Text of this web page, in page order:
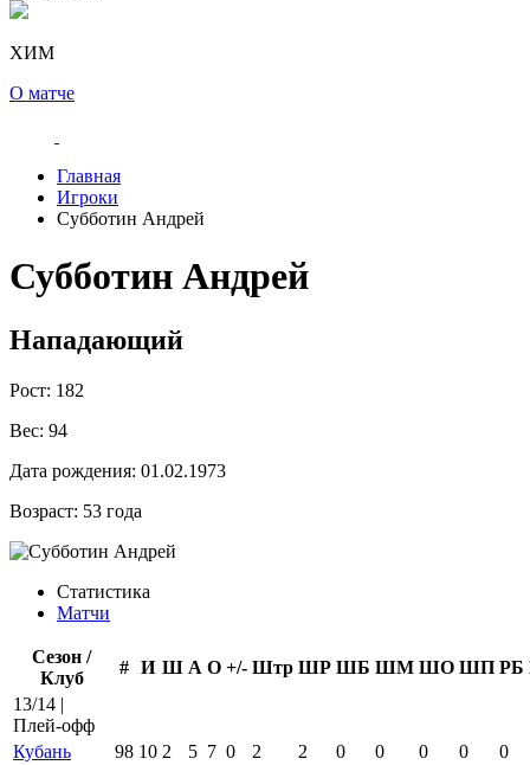
ХИМ
О матче
Главная
Игроки
Субботин Андрей
Субботин Андрей
Нападающий
Рост: 182
Вес: 94
Дата рождения: 01.02.1973
Возраст: 53 года
Статистика
Матчи
Сезон /
Клуб
# И Ш А О +/- Штр ШР ШБ ШМ ШО ШП РБ
13/14 |
Плей-офф
Кубань
98 10 2 5 7 0 2 2 0 0 0 0 0